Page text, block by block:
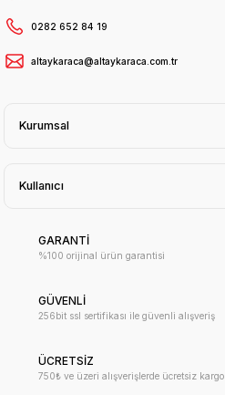
0282 652 84 19
altaykaraca@altaykaraca.com.tr
Kurumsal
Kullanıcı
GARANTİ
%100 orijinal ürün garantisi
GÜVENLİ
256bit ssl sertifikası ile güvenli alışveriş
ÜCRETSİZ
750₺ ve üzeri alışverişlerde ücretsiz kargo